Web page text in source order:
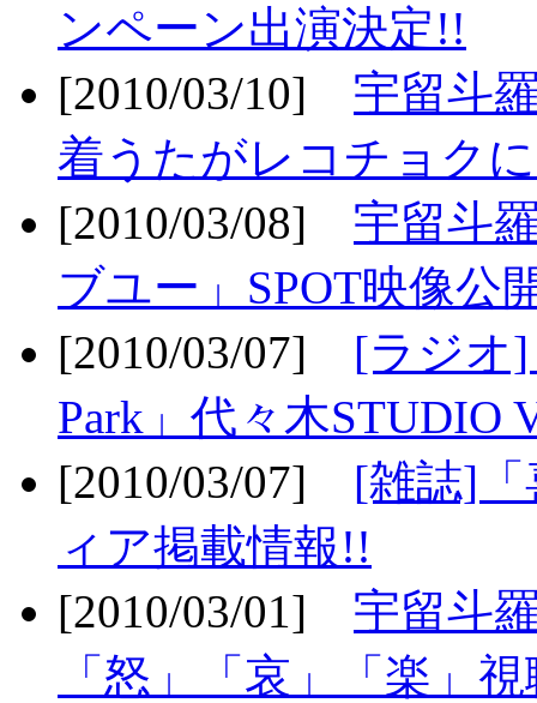
ンペーン出演決定!!
[2010/03/10] 宇留斗
着うたがレコチョク
[2010/03/08] 宇留斗
ブユー」SPOT映像公
[2010/03/07] [ラジオ]
Park」代々木STUDIO
[2010/03/07] [雑誌]「
ィア掲載情報!!
[2010/03/01] 宇留斗
「怒」「哀」「楽」